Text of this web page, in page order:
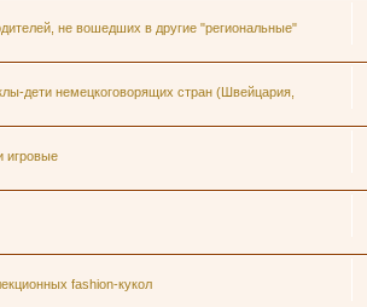
не вошедших в другие "региональные"
дети немецкоговорящих стран (Швейцария,
игровые
fashion-кукол